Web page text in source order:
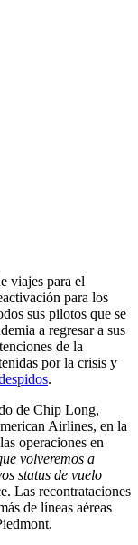
viajes para el
para los
sus pilotos que se
a regresar a sus
de la
por la crisis y
.
de Chip Long,
Airlines, en la
operaciones en
volveremos a
status de vuelo
Las recontrataciones
de líneas aéreas